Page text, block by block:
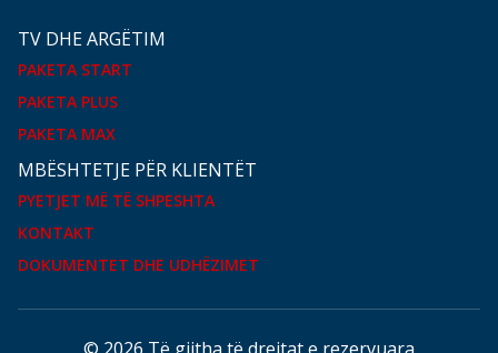
TV DHE ARGËTIM
PAKETA START
PAKETA PLUS
PAKETA MAX
MBËSHTETJE PËR KLIENTËT
PYETJET MË TË SHPESHTA
KONTAKT
DOKUMENTET DHE UDHËZIMET